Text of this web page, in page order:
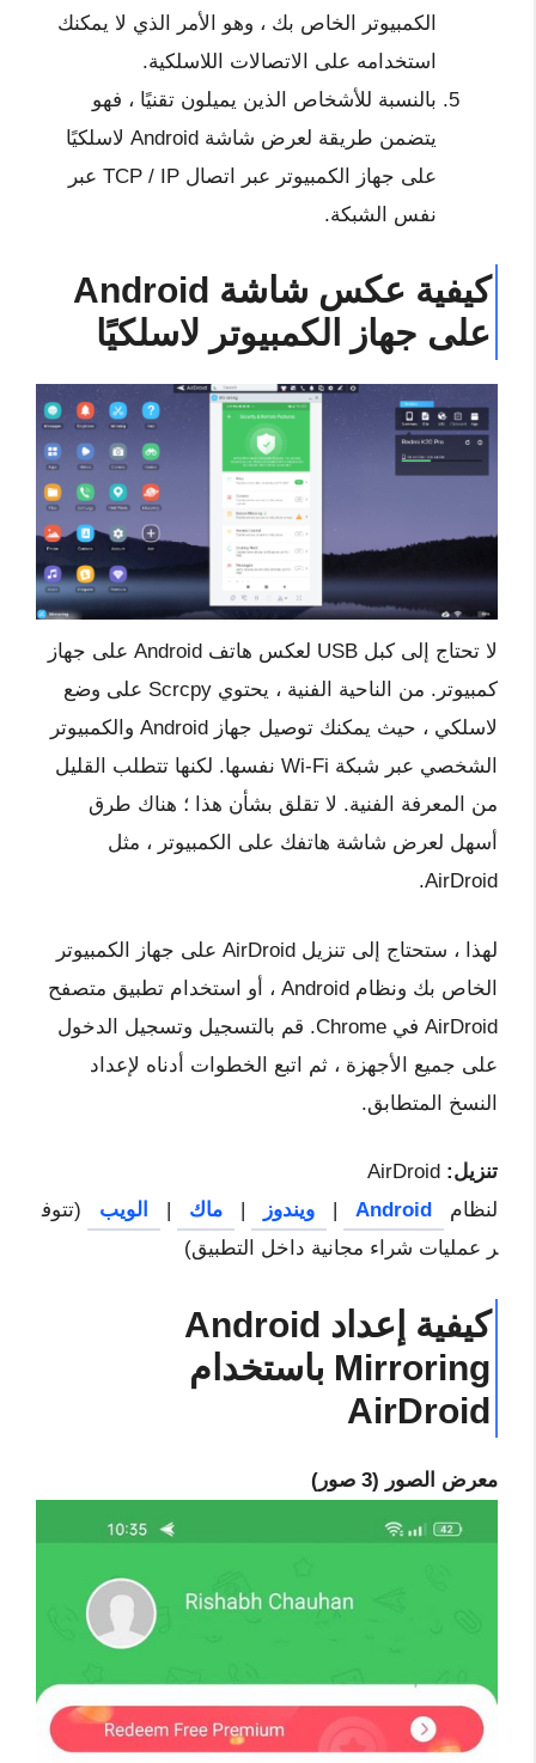
الكمبيوتر الخاص بك ، وهو الأمر الذي لا يمكنك
استخدامه على الاتصالات اللاسلكية.
بالنسبة للأشخاص الذين يميلون تقنيًا ، فهو
يتضمن طريقة لعرض شاشة Android لاسلكيًا
على جهاز الكمبيوتر عبر اتصال TCP / IP عبر
نفس الشبكة.
كيفية عكس شاشة Android
على جهاز الكمبيوتر لاسلكيًا
لا تحتاج إلى كبل USB لعكس هاتف Android على جهاز
كمبيوتر. من الناحية الفنية ، يحتوي Scrcpy على وضع
لاسلكي ، حيث يمكنك توصيل جهاز Android والكمبيوتر
الشخصي عبر شبكة Wi-Fi نفسها. لكنها تتطلب القليل
من المعرفة الفنية. لا تقلق بشأن هذا ؛ هناك طرق
أسهل لعرض شاشة هاتفك على الكمبيوتر ، مثل
AirDroid.
لهذا ، ستحتاج إلى تنزيل AirDroid على جهاز الكمبيوتر
الخاص بك ونظام Android ، أو استخدام تطبيق متصفح
AirDroid في Chrome. قم بالتسجيل وتسجيل الدخول
على جميع الأجهزة ، ثم اتبع الخطوات أدناه لإعداد
النسخ المتطابق.
تنزيل: AirDroid
لنظام
Android ويندوز ماك الويب
(تتوف
ر عمليات شراء مجانية داخل التطبيق)
كيفية إعداد Android
Mirroring باستخدام
AirDroid
معرض الصور (3 صور)